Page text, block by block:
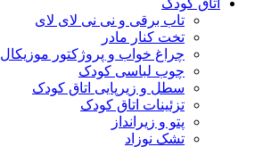
اتاق کودک
تاب برقی و نی نی لای لای
تخت کنار مادر
چراغ خواب و پروژکتور موزیکال
چوب لباسی کودک
سطل و زیرپایی اتاق کودک
تزئینات اتاق کودک
پتو و زیرانداز
تشک نوزاد